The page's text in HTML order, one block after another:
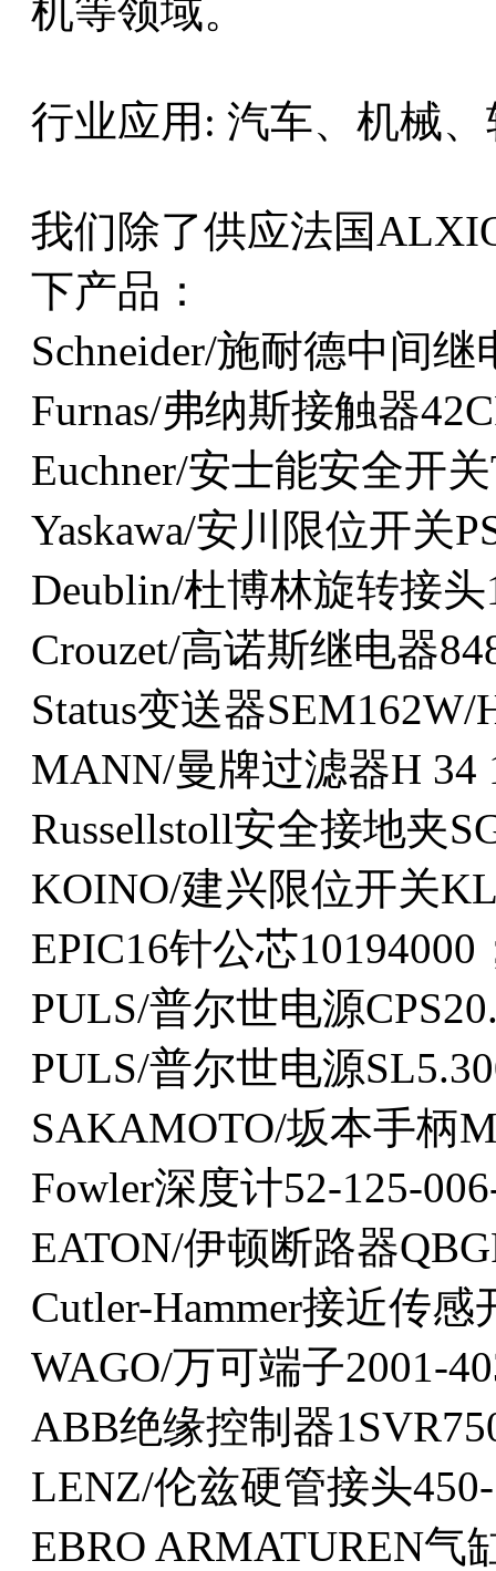
机等领域。
行业应用: 汽车、机械
我们除了供应法国
下产品：
Schneider/施耐德中间
Furnas/弗纳斯接触器
Euchner/安士能安全开
Yaskawa/安川限位开关
Deublin/杜博林旋转接头
Crouzet/高诺斯继电器
Status变送器SEM162W/
MANN/曼牌过滤器H 34
Russellstoll安全接地夹
KOINO/建兴限位开关
EPIC16针公芯10194000
PULS/普尔世电源
PULS/普尔世电源
SAKAMOTO/坂本手柄
Fowler深度计52-125-
EATON/伊顿断路器
Cutler-Hammer接近传感
WAGO/万可端子2001-
ABB绝缘控制器
LENZ/伦兹硬管接头
EBRO ARMATUREN气